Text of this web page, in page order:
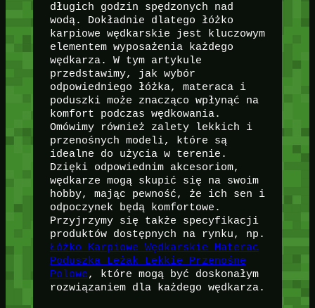
długich godzin spędzonych nad
wodą. Dokładnie dlatego łóżko
karpiowe wędkarskie jest kluczowym
elementem wyposażenia każdego
wędkarza. W tym artykule
przedstawimy, jak wybór
odpowiedniego łóżka, materaca i
poduszki może znacząco wpłynąć na
komfort podczas wędkowania.
Omówimy również zalety lekkich i
przenośnych modeli, które są
idealne do użycia w terenie.
Dzięki odpowiednim akcesoriom,
wędkarze mogą skupić się na swoim
hobby, mając pewność, że ich sen i
odpoczynek będą komfortowe.
Przyjrzymy się także specyfikacji
produktów dostępnych na rynku, np.
Łóżko Karpiowe Wędkarskie Materac
Poduszka Leżak Lekkie Przenośne
Polowe, które mogą być doskonałym
rozwiązaniem dla każdego wędkarza.